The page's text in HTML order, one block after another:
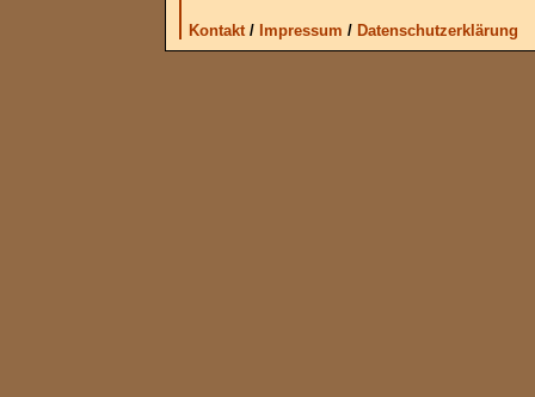
Kontakt/ Impressum / Datenschutzerklärung